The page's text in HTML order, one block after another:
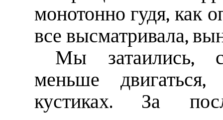
монотонно гудя, как
все высматривала,
Мы затаились,
меньше
кустиках. За